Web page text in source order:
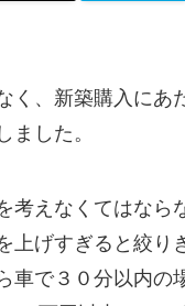
く、新築購入にあ
ました。
考えなくてはなら
上げすぎると絞り
車で３０分以内の